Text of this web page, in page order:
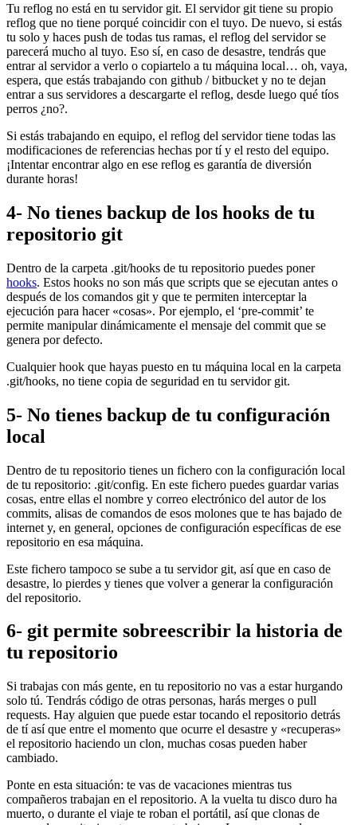
Tu reflog no está en tu servidor git. El servidor git tiene su propio
reflog que no tiene porqué coincidir con el tuyo. De nuevo, si estás
tu solo y haces push de todas tus ramas, el reflog del servidor se
parecerá mucho al tuyo. Eso sí, en caso de desastre, tendrás que
entrar al servidor a verlo o copiartelo a tu máquina local… oh, vaya,
espera, que estás trabajando con github / bitbucket y no te dejan
entrar a sus servidores a descargarte el reflog, desde luego qué tíos
perros ¿no?.
Si estás trabajando en equipo, el reflog del servidor tiene todas las
modificaciones de referencias hechas por tí y el resto del equipo.
¡Intentar encontrar algo en ese reflog es garantía de diversión
durante horas!
4- No tienes backup de los hooks de tu
repositorio git
Dentro de la carpeta .git/hooks de tu repositorio puedes poner
hooks. Estos hooks no son más que scripts que se ejecutan antes o
después de los comandos git y que te permiten interceptar la
ejecución para hacer «cosas». Por ejemplo, el ‘pre-commit’ te
permite manipular dinámicamente el mensaje del commit que se
genera por defecto.
Cualquier hook que hayas puesto en tu máquina local en la carpeta
.git/hooks, no tiene copia de seguridad en tu servidor git.
5- No tienes backup de tu configuración
local
Dentro de tu repositorio tienes un fichero con la configuración local
de tu repositorio: .git/config. En este fichero puedes guardar varias
cosas, entre ellas el nombre y correo electrónico del autor de los
commits, alisas de comandos de esos molones que te has bajado de
internet y, en general, opciones de configuración específicas de ese
repositorio en esa máquina.
Este fichero tampoco se sube a tu servidor git, así que en caso de
desastre, lo pierdes y tienes que volver a generar la configuración
del repositorio.
6- git permite sobreescribir la historia de
tu repositorio
Si trabajas con más gente, en tu repositorio no vas a estar hurgando
solo tú. Tendrás código de otras personas, harás merges o pull
requests. Hay alguien que puede estar tocando el repositorio detrás
de tí así que entre el momento que ocurre el desastre y «recuperas»
el repositorio haciendo un clon, muchas cosas pueden haber
cambiado.
Ponte en esta situación: te vas de vacaciones mientras tus
compañeros trabajan en el repositorio. A la vuelta tu disco duro ha
muerto, o durante el viaje te roban el portátil, así que clonas de